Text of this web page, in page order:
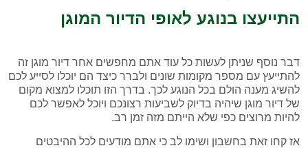
התייעצו בנוגע לאופי הדיור המוגן
דבר נוסף שניתן לעשות כל עוד אתם מחפשים אחר דיור מוגן זה
להתייעץ עם מספר מקומות שונים ולברר כיצד הם יוכלו לסייע לכם
להשיג מענה הולם בכל הנוגע לכך. בדרך הזו תוכלו למצוא מקום
של דיור מוגן שיהיה בדיוק לשביעות רצונכם ויוכל לאפשר לכם
להיות מרוצים כפי שלא הייתם מזה זמן רב.
אז קחו זאת בחשבון ושימו לב כי אתם מודעים לכל ההיבטים